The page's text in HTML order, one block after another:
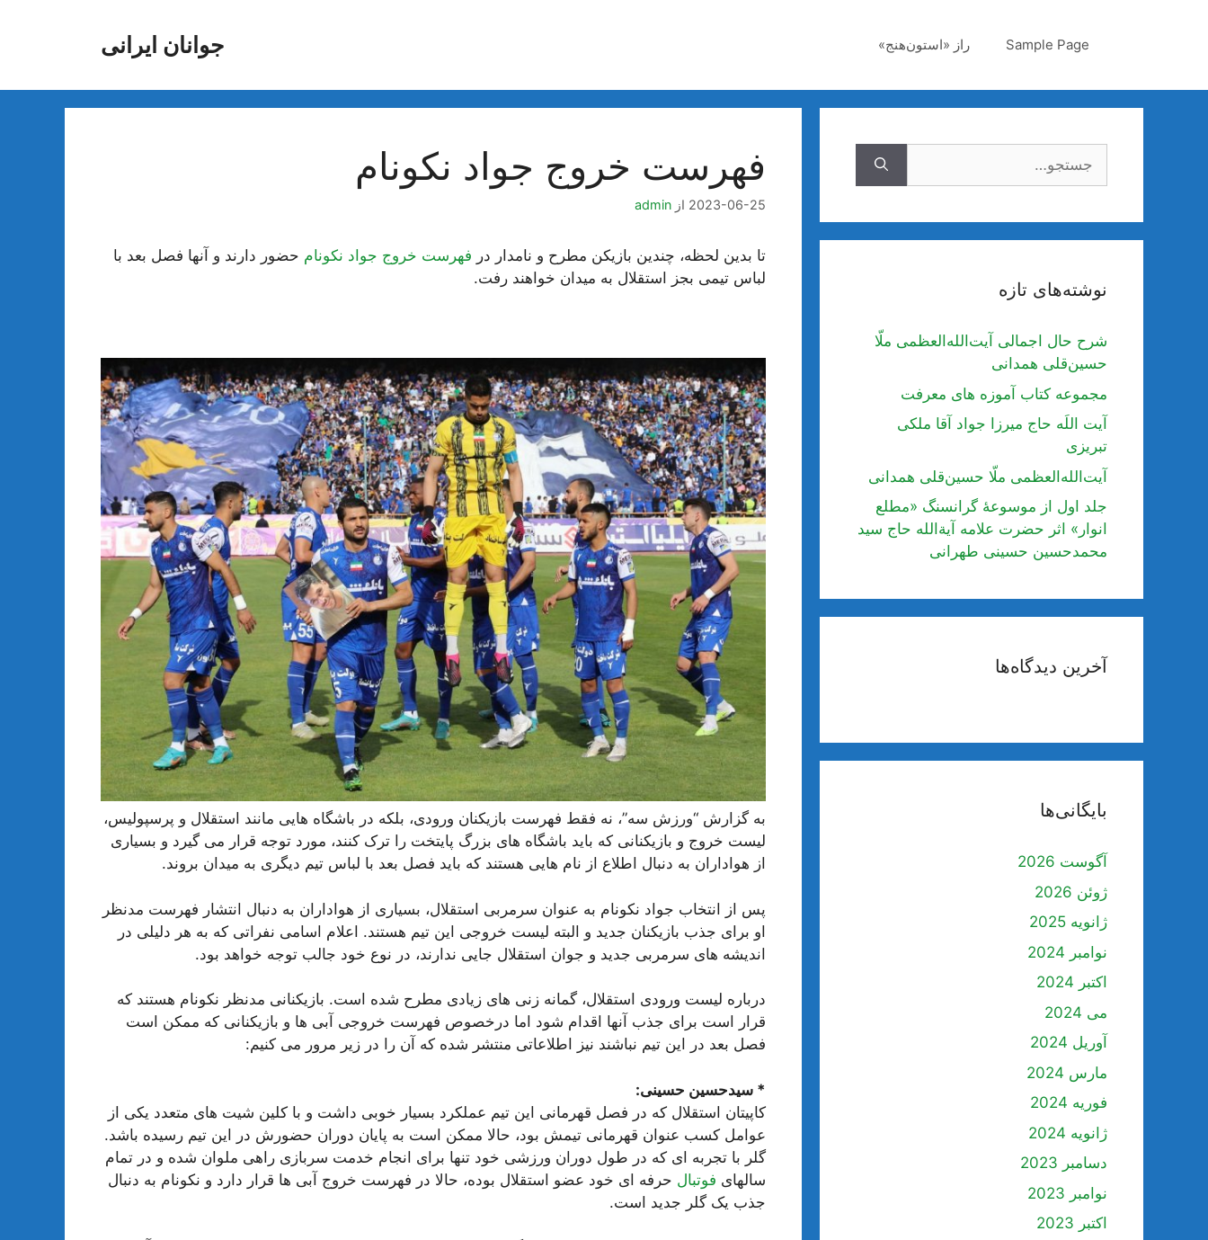
جوانان ایرانی Sample Page راز «استون‌هنج»
فهرست خروج جواد نکونام
2023-06-25 از admin
تا بدین لحظه، چندین بازیکن مطرح و نامدار در فهرست خروج جواد نکونام حضور دارند و آنها فصل بعد با
لباس تیمی بجز استقلال به میدان خواهند رفت.
به گزارش “ورزش سه”، نه فقط فهرست بازیکنان ورودی، بلکه در باشگاه هایی مانند استقلال و پرسپولیس،
لیست خروج و بازیکنانی که باید باشگاه های بزرگ پایتخت را ترک کنند، مورد توجه قرار می گیرد و بسیاری
از هواداران به دنبال اطلاع از نام هایی هستند که باید فصل بعد با لباس تیم دیگری به میدان بروند.
پس از انتخاب جواد نکونام به عنوان سرمربی استقلال، بسیاری از هواداران به دنبال انتشار فهرست مدنظر
او برای جذب بازیکنان جدید و البته لیست خروجی این تیم هستند. اعلام اسامی نفراتی که به هر دلیلی در
اندیشه های سرمربی جدید و جوان استقلال جایی ندارند، در نوع خود جالب توجه خواهد بود.
درباره لیست ورودی استقلال، گمانه زنی های زیادی مطرح شده است. بازیکنانی مدنظر نکونام هستند که
قرار است برای جذب آنها اقدام شود اما درخصوص فهرست خروجی آبی ها و بازیکنانی که ممکن است
فصل بعد در این تیم نباشند نیز اطلاعاتی منتشر شده که آن را در زیر مرور می کنیم:
* سیدحسین حسینی:
کاپیتان استقلال که در فصل قهرمانی این تیم عملکرد بسیار خوبی داشت و با کلین شیت های متعدد یکی از
عوامل کسب عنوان قهرمانی تیمش بود، حالا ممکن است به پایان دوران حضورش در این تیم رسیده باشد.
گلر با تجربه ای که در طول دوران ورزشی خود تنها برای انجام خدمت سربازی راهی ملوان شده و در تمام
سالهای فوتبال حرفه ای خود عضو استقلال بوده، حالا در فهرست خروج آبی ها قرار دارد و نکونام به دنبال
جذب یک گلر جدید است.
نوشته‌های تازه
شرح حال اجمالی آیت‌الله‌العظمی ملّا
حسین‌قلی همدانی
مجموعه کتاب آموزه های معرفت
آیت اللَه حاج میرزا جواد آقا ملکی
تبریزی
آیت‌الله‌العظمی ملّا حسین‌قلی همدانی
جلد اول از موسوعۀ گرانسنگ «مطلع
انوار» اثر حضرت علامه آیة‌الله حاج سید
محمدحسین حسینی طهرانی
آخرین دیدگاه‌ها
بایگانی‌ها
آگوست 2026
ژوئن 2026
ژانویه 2025
نوامبر 2024
اکتبر 2024
می 2024
آوریل 2024
مارس 2024
فوریه 2024
ژانویه 2024
دسامبر 2023
نوامبر 2023
اکتبر 2023